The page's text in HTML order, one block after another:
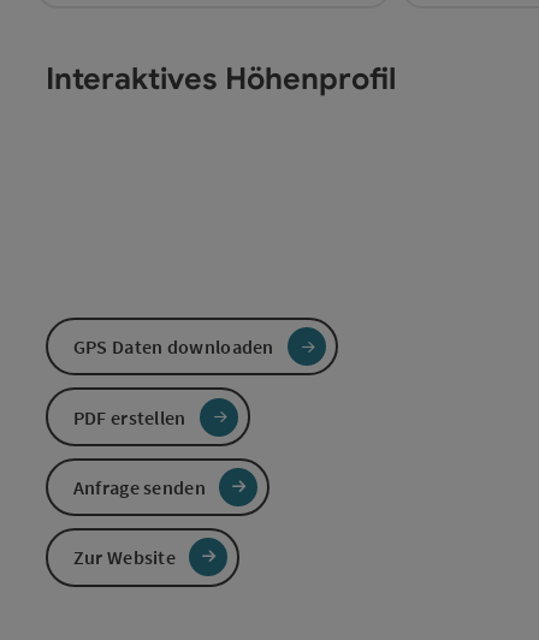
Interaktives Höhenprofil
GPS Daten downloaden
PDF erstellen
Anfrage senden
Zur Website